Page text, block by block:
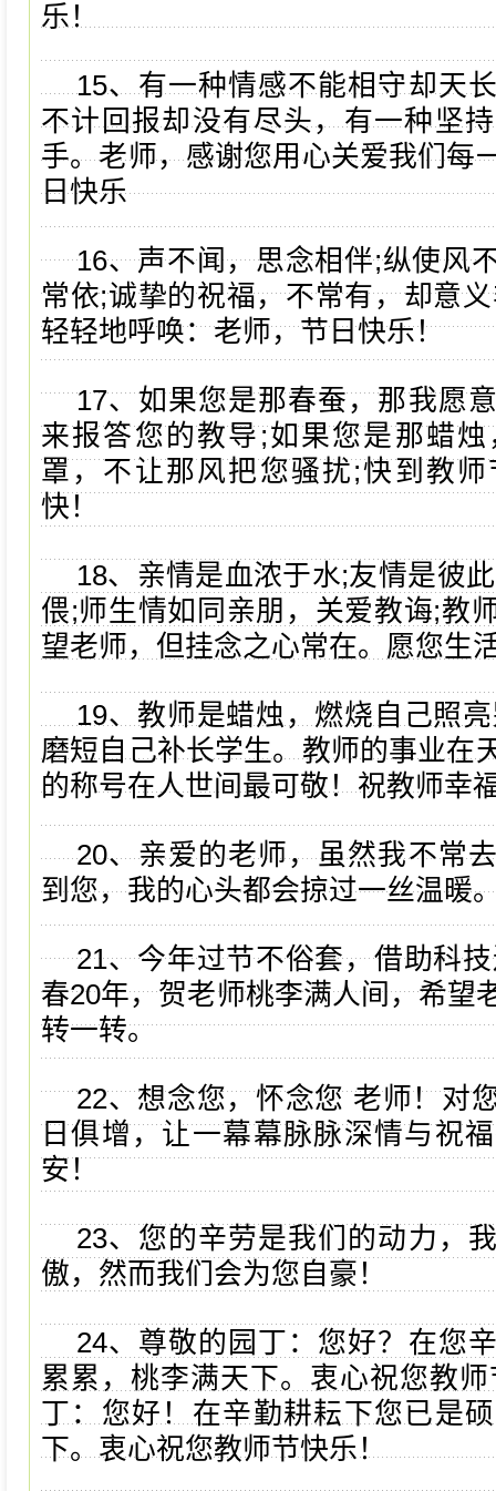
乐！
15、有一种情感不能相守却天
不计回报却没有尽头，有一种坚
手。老师，感谢您用心关爱我们每
日快乐
16、声不闻，思念相伴;纵使风
常依;诚挚的祝福，不常有，却意
轻轻地呼唤：老师，节日快乐！
17、如果您是那春蚕，那我愿
来报答您的教导;如果您是那蜡
罩，不让那风把您骚扰;快到教
快！
18、亲情是血浓于水;友情是彼
偎;师生情如同亲朋，关爱教诲;教
望老师，但挂念之心常在。愿您生
19、教师是蜡烛，燃烧自己照
磨短自己补长学生。教师的事业在
的称号在人世间最可敬！祝教师幸
20、亲爱的老师，虽然我不常
到您，我的心头都会掠过一丝温暖
21、今年过节不俗套，借助科
春20年，贺老师桃李满人间，希望
转一转。
22、想念您，怀念您 老师！对
日俱增，让一幕幕脉脉深情与祝
安！
23、您的辛劳是我们的动力，
傲，然而我们会为您自豪！
24、尊敬的园丁：您好？在您
累累，桃李满天下。衷心祝您教
丁：您好！在辛勤耕耘下您已是
下。衷心祝您教师节快乐！